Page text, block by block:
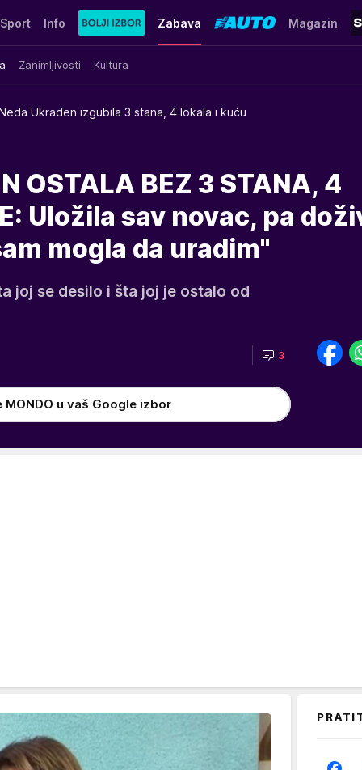
Sport Info Zabava
Zanimljivosti Kultura
Magazin
Ukraden izgubila 3 stana, 4 lokala i kuću
OSTALA BEZ 3 STANA, 4
Uložila sav novac, pa
mogla da uradim"
joj se desilo i šta joj je ostalo od
3
MONDO u vaš Google izbor